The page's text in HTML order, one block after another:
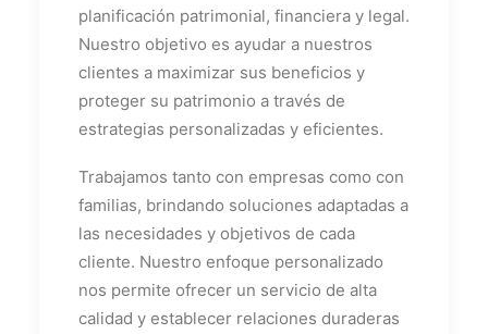
planificación patrimonial, financiera y legal.
Nuestro objetivo es ayudar a nuestros
clientes a maximizar sus beneficios y
proteger su patrimonio a través de
estrategias personalizadas y eficientes.
Trabajamos tanto con empresas como con
familias, brindando soluciones adaptadas a
las necesidades y objetivos de cada
cliente. Nuestro enfoque personalizado
nos permite ofrecer un servicio de alta
calidad y establecer relaciones duraderas